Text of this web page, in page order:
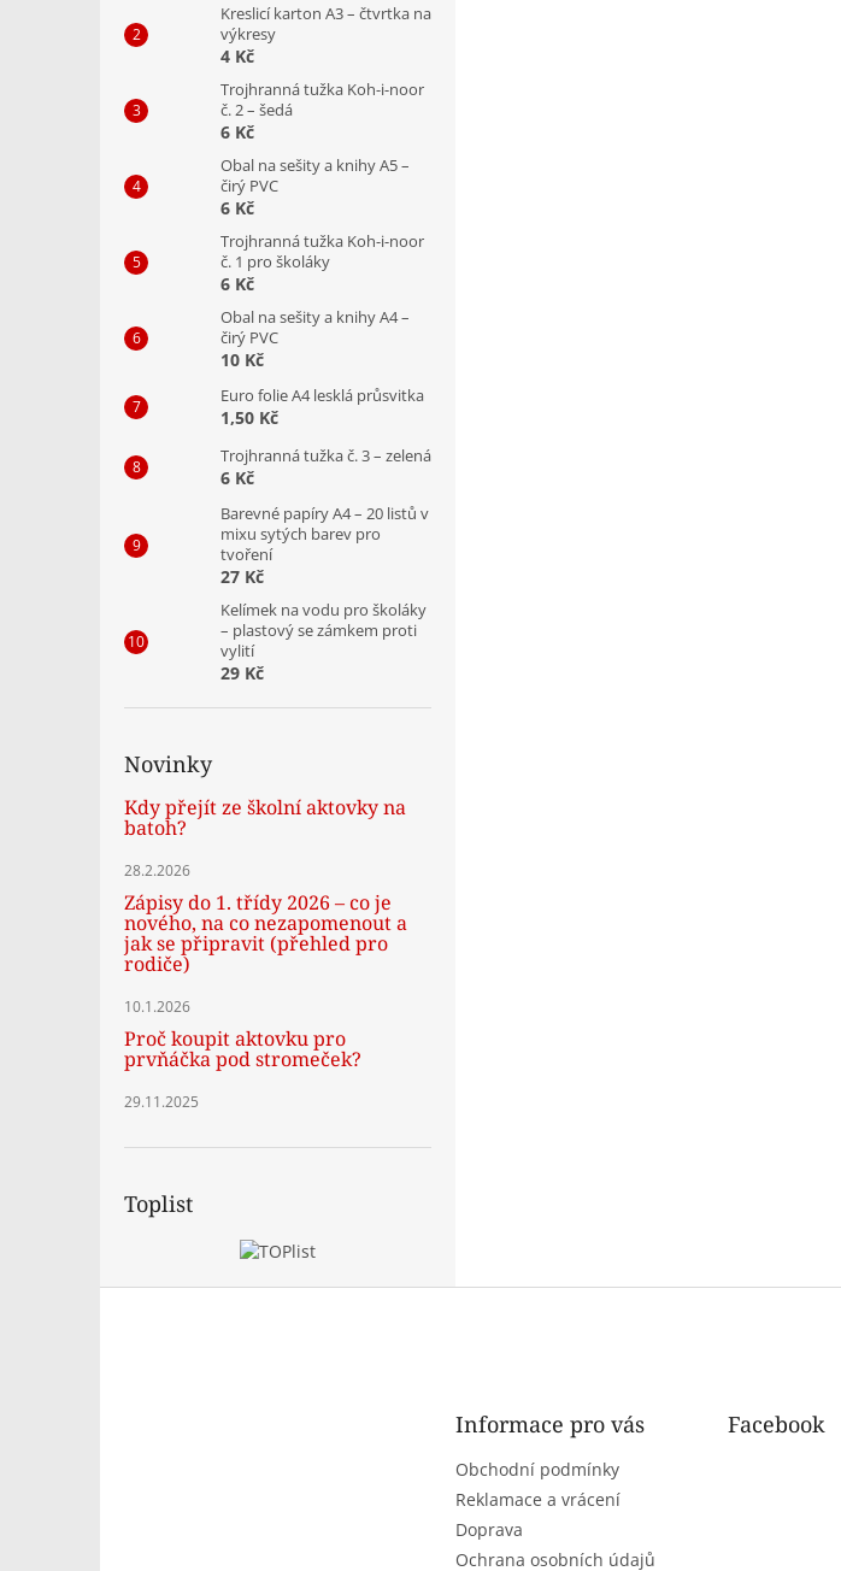
Kreslicí karton A3 – čtvrtka na
výkresy
4 Kč
Trojhranná tužka Koh-i-noor
č. 2 – šedá
6 Kč
Obal na sešity a knihy A5 –
čirý PVC
6 Kč
Trojhranná tužka Koh-i-noor
č. 1 pro školáky
6 Kč
Obal na sešity a knihy A4 –
čirý PVC
10 Kč
Euro folie A4 lesklá průsvitka
1,50 Kč
Trojhranná tužka č. 3 – zelená
6 Kč
Barevné papíry A4 – 20 listů v
mixu sytých barev pro
tvoření
27 Kč
Kelímek na vodu pro školáky
– plastový se zámkem proti
vylití
29 Kč
Novinky
Kdy přejít ze školní aktovky na
batoh?
28.2.2026
Zápisy do 1. třídy 2026 – co je
nového, na co nezapomenout a
jak se připravit (přehled pro
rodiče)
10.1.2026
Proč koupit aktovku pro
prvňáčka pod stromeček?
29.11.2025
Toplist
Informace pro vás
Obchodní podmínky
Reklamace a vrácení
Doprava
Ochrana osobních údajů
Facebook